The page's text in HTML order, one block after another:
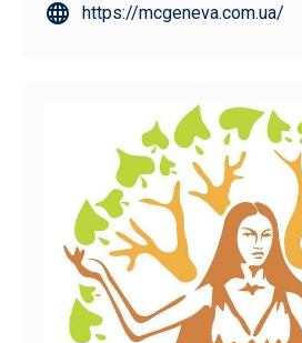
https://mcgeneva.com.ua/